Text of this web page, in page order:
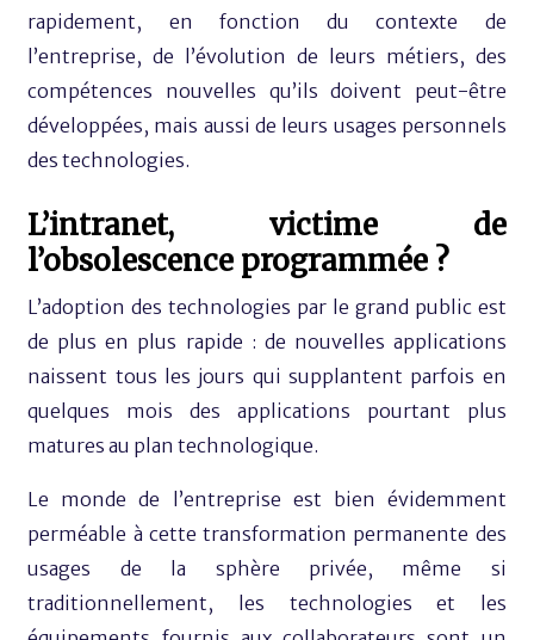
rapidement, en fonction du contexte de
l’entreprise, de l’évolution de leurs métiers, des
compétences nouvelles qu’ils doivent peut-être
développées, mais aussi de leurs usages personnels
des technologies.
L’intranet, victime de
l’obsolescence programmée ?
L’adoption des technologies par le grand public est
de plus en plus rapide : de nouvelles applications
naissent tous les jours qui supplantent parfois en
quelques mois des applications pourtant plus
matures au plan technologique.
Le monde de l’entreprise est bien évidemment
perméable à cette transformation permanente des
usages de la sphère privée, même si
traditionnellement, les technologies et les